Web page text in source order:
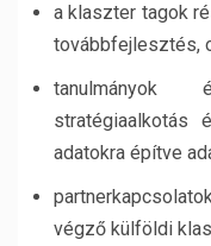
a klaszter tagok
továbbfejlesztés,
tanulmányok
stratégiaalkotás
adatokra építve
végző külföldi